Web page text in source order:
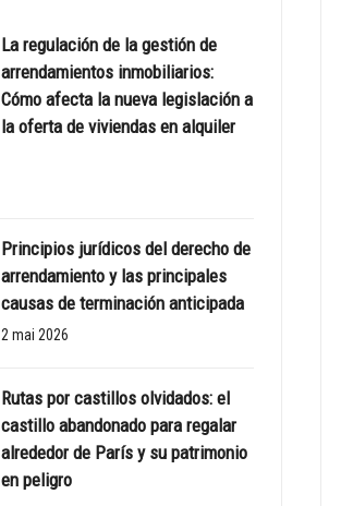
La regulación de la gestión de
arrendamientos inmobiliarios:
Cómo afecta la nueva legislación a
la oferta de viviendas en alquiler
Principios jurídicos del derecho de
arrendamiento y las principales
causas de terminación anticipada
2 mai 2026
Rutas por castillos olvidados: el
castillo abandonado para regalar
alrededor de París y su patrimonio
en peligro